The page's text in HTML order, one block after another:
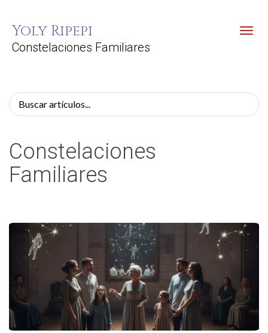
Yoly Ripepi
Constelaciones Familiares
Constelaciones
Familiares